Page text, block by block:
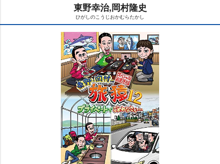
東野幸治,岡村隆史
ひがしのこうじおかむらたかし